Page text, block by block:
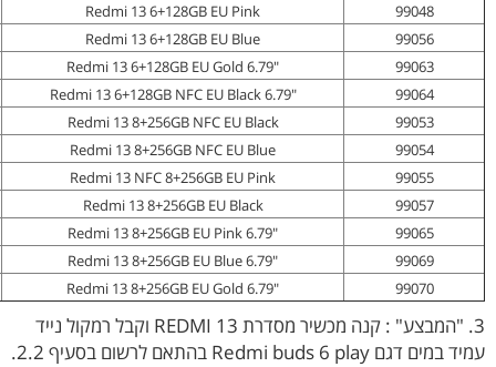
99048
Redmi 13 6+128GB EU Pink
99056
Redmi 13 6+128GB EU Blue
99063
"Redmi 13 6+128GB EU Gold 6.79
99064
"Redmi 13 6+128GB NFC EU Black 6.79
99053
Redmi 13 8+256GB NFC EU Black
99054
Redmi 13 8+256GB NFC EU Blue
99055
Redmi 13 NFC 8+256GB EU Pink
99057
Redmi 13 8+256GB EU Black
99065
"Redmi 13 8+256GB EU Pink 6.79
99069
"Redmi 13 8+256GB EU Blue 6.79
99070
"Redmi 13 8+256GB EU Gold 6.79
3. "המבצע" : קנה מכשיר מסדרת REDMI 13 וקבל רמקול נייד
עמיד במים דגם Redmi buds 6 play בהתאם לרשום בסעיף 2.2.